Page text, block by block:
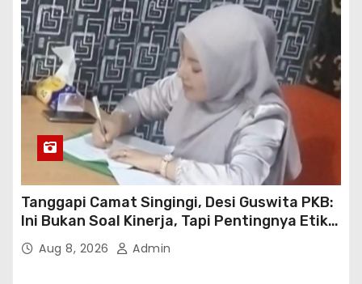
Tanggapi Camat Singingi, Desi Guswita PKB:
Ini Bukan Soal Kinerja, Tapi Pentingnya Etika
Koordinasi Kooperatif!
Aug 8, 2026 Admin